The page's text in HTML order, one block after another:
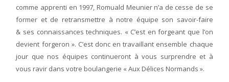
comme apprenti en 1997, Romuald Meunier n’a de cesse de se
former et de retransmettre à notre équipe son savoir-faire
& ses connaissances techniques. « C’est en forgeant que l’on
devient forgeron ». C’est donc en travaillant ensemble chaque
jour que nos équipes continueront à vous surprendre et à
vous ravir dans votre boulangerie « Aux Délices Normands ».